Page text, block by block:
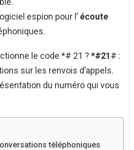
espion pour l’ écoute
le code *# 21 ? *#21# :
sur les renvois d’appels.
du numéro qui vous
téléphoniques